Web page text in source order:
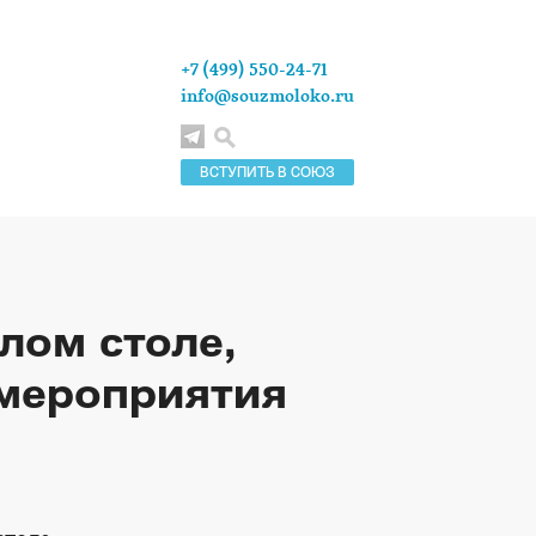
ВСТУПИТЬ В СОЮЗ
+7 (499) 550-24-71
info@souzmoloko.ru
столе,